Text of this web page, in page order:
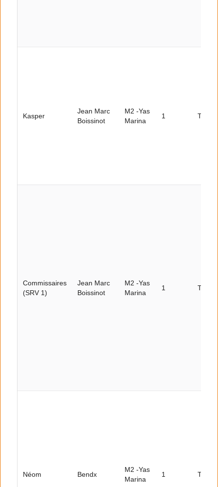
Kasper
Jean Marc
Boissinot
M2 -Yas
Marina
1 Tour 2
Commissaires
(SRV 1)
Jean Marc
Boissinot
M2 -Yas
Marina
1 Tour 2
Néom Bendx
M2 -Yas
Marina
1 Tour 5